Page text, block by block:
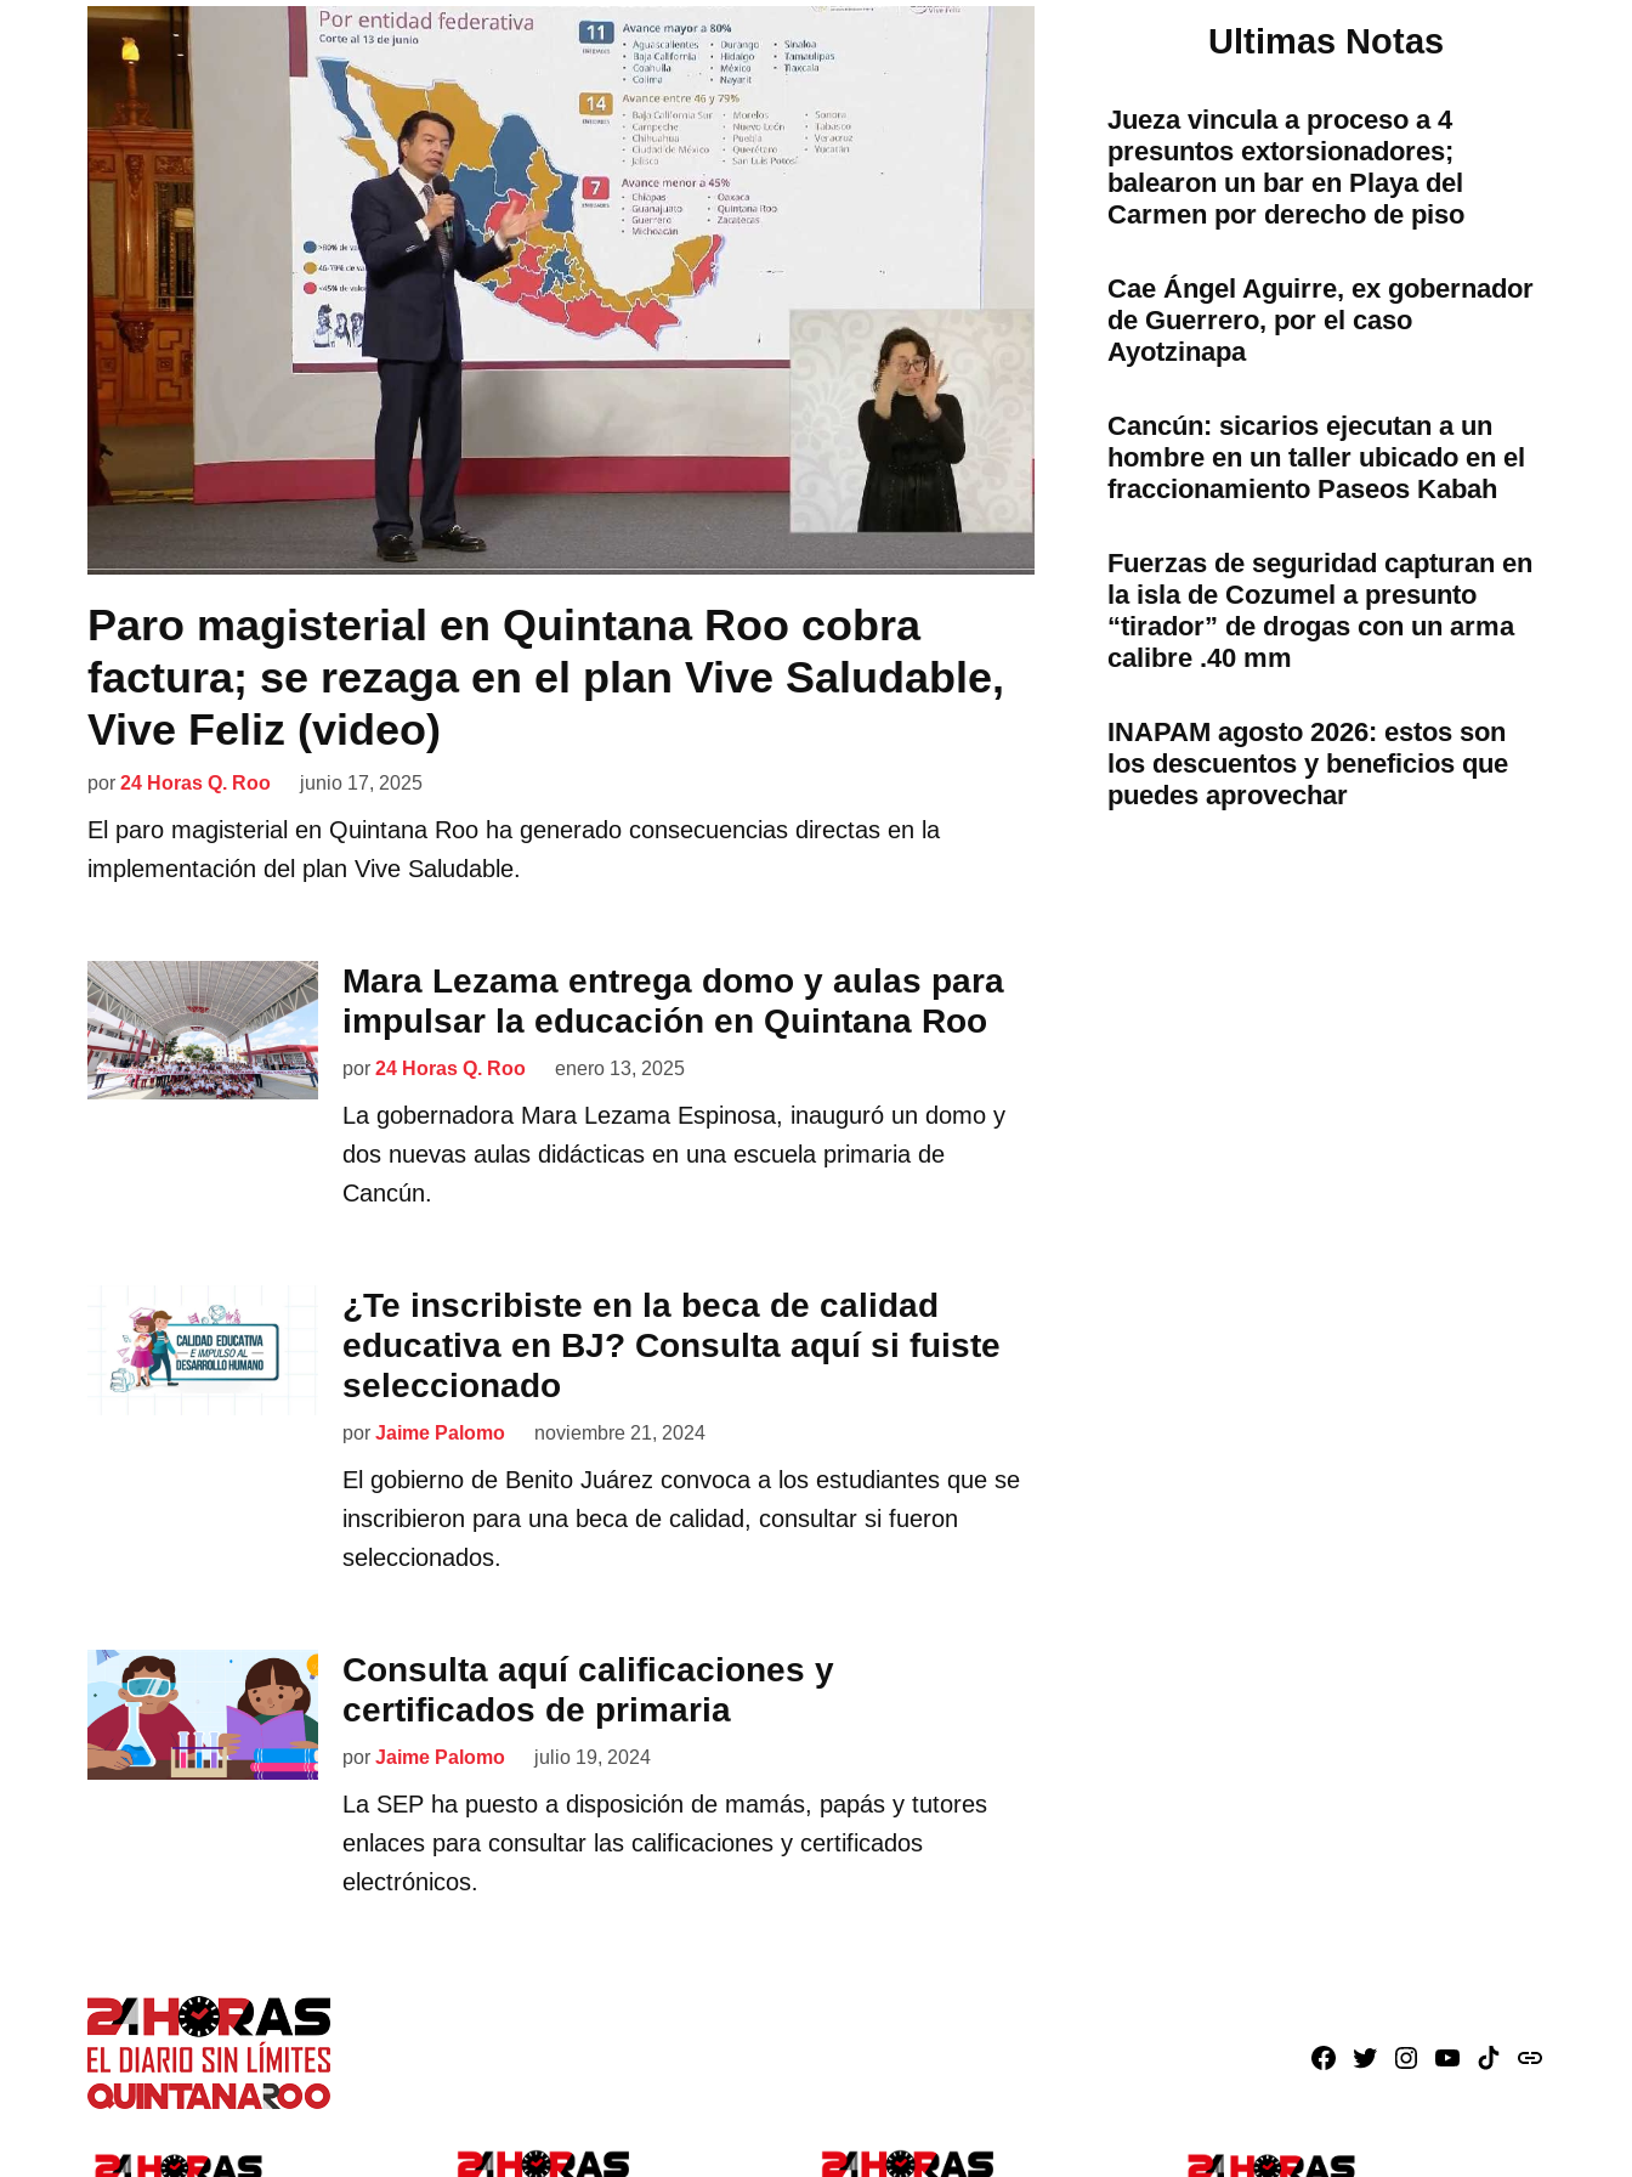
Paro magisterial en Quintana Roo cobra
factura; se rezaga en el plan Vive Saludable,
Vive Feliz (video)
por 24 Horas Q. Roo junio 17, 2025
El paro magisterial en Quintana Roo ha generado consecuencias directas en la
implementación del plan Vive Saludable.
Mara Lezama entrega domo y aulas para
impulsar la educación en Quintana Roo
por 24 Horas Q. Roo enero 13, 2025
La gobernadora Mara Lezama Espinosa, inauguró un domo y
dos nuevas aulas didácticas en una escuela primaria de
Cancún.
¿Te inscribiste en la beca de calidad
educativa en BJ? Consulta aquí si fuiste
seleccionado
por Jaime Palomo noviembre 21, 2024
El gobierno de Benito Juárez convoca a los estudiantes que se
inscribieron para una beca de calidad, consultar si fueron
seleccionados.
Consulta aquí calificaciones y
certificados de primaria
por Jaime Palomo julio 19, 2024
La SEP ha puesto a disposición de mamás, papás y tutores
enlaces para consultar las calificaciones y certificados
electrónicos.
Ultimas Notas
Jueza vincula a proceso a 4
presuntos extorsionadores;
balearon un bar en Playa del
Carmen por derecho de piso
Cae Ángel Aguirre, ex gobernador
de Guerrero, por el caso
Ayotzinapa
Cancún: sicarios ejecutan a un
hombre en un taller ubicado en el
fraccionamiento Paseos Kabah
Fuerzas de seguridad capturan en
la isla de Cozumel a presunto
“tirador” de drogas con un arma
calibre .40 mm
INAPAM agosto 2026: estos son
los descuentos y beneficios que
puedes aprovechar
Facebook
X Instagram
Youtube
TikTok
issuu